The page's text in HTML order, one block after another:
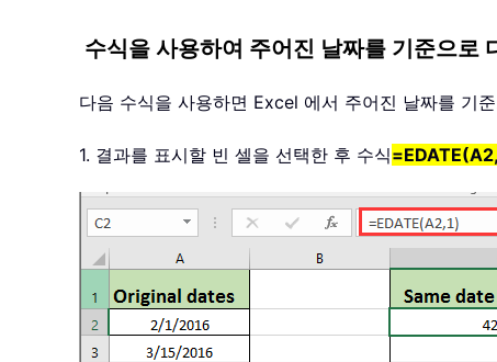
수식을 사용하여 주어진 날짜를 기준으로
다음 수식을 사용하면 Excel 에서 주어진 날짜를 기
1. 결과를 표시할 빈 셀을 선택한 후 수식